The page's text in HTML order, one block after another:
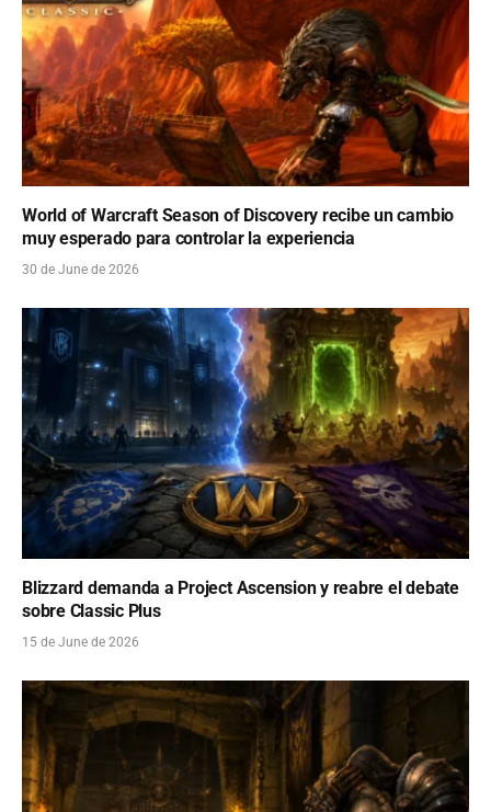
World of Warcraft Season of Discovery recibe un cambio
muy esperado para controlar la experiencia
30 de June de 2026
Blizzard demanda a Project Ascension y reabre el debate
sobre Classic Plus
15 de June de 2026